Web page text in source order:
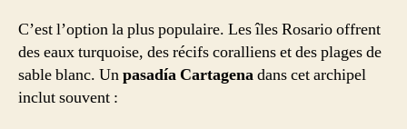
C’est l’option la plus populaire. Les îles Rosario offrent
des eaux turquoise, des récifs coralliens et des plages de
sable blanc. Unpasadía Cartagenadans cet archipel
inclut souvent :